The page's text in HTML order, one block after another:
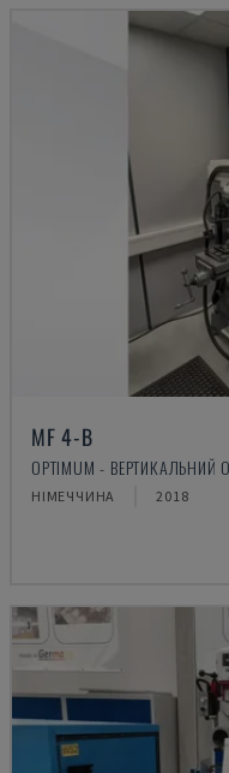
MF 4-B
OPTIMUM -
НІМЕЧЧИНА 2018